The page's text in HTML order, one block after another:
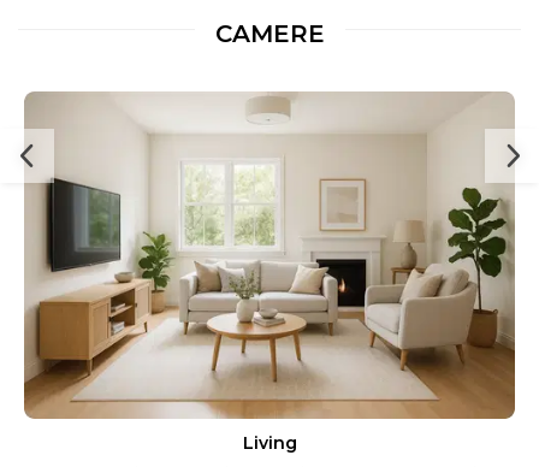
CAMERE
Living